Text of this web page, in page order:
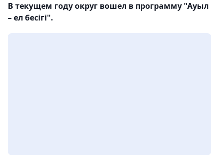
В текущем году округ вошел в программу "Ауыл
– ел бесігі".